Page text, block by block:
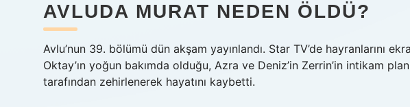
AVLUDA MURAT NEDEN ÖLDÜ?
Avlu’nun 39. bölümü dün akşam yayınlandı. Star TV’de hayranlarını
Oktay’ın yoğun bakımda olduğu, Azra ve Deniz’in Zerrin’in intikam
tarafından zehirlenerek hayatını kaybetti.